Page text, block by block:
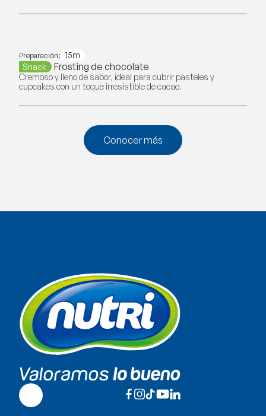
Preparación: 15m
Snack
Frosting de chocolate
Cremoso y lleno de sabor, ideal para cubrir pasteles y
cupcakes con un toque irresistible de cacao.
Conocer más